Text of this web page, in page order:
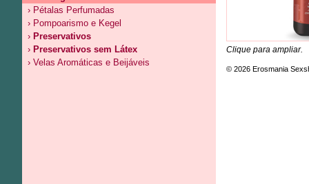
› Pétalas Perfumadas
› Pompoarismo e Kegel
› Preservativos
› Preservativos sem Látex
› Velas Aromáticas e Beijáveis
Clique para ampliar.
© 2026 Erosmania